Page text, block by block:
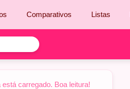
Comparativos Listas
carregado. Boa leitura!